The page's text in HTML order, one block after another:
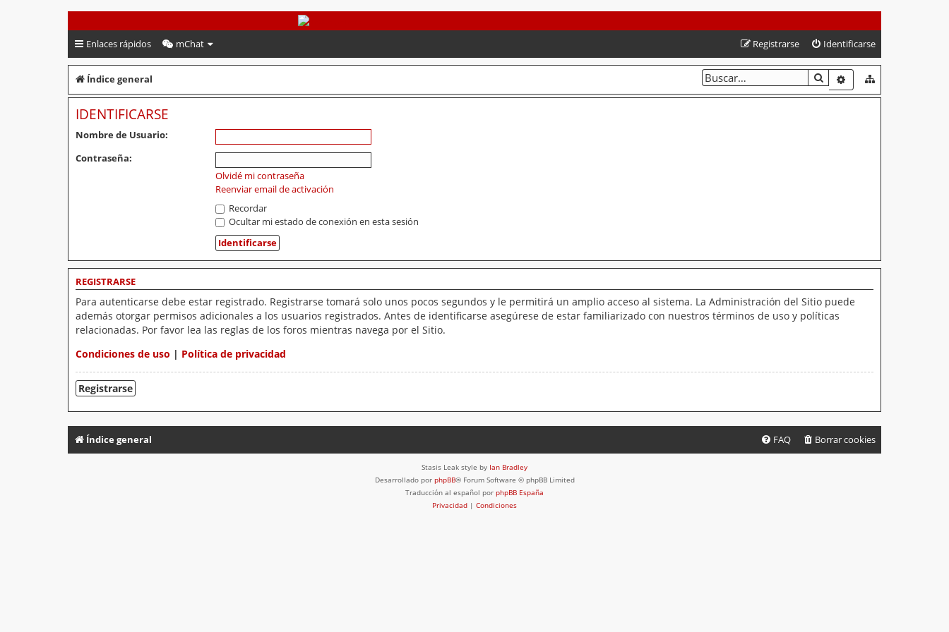
PeruVoley.com
Enlaces rápidos mChat Identificarse
Registrarse
Índice general BUSCARBÚSQUEDA
IDENTIFICARSE
Nombre de Usuario:
Contraseña:
Olvidé mi contraseña
Reenviar email de activación
Recordar
Ocultar mi estado de conexión en esta sesión
REGISTRARSE
Para autenticarse debe estar registrado. Registrarse tomará solo unos pocos segundos y le permitirá un amplio acceso al sistema. La Administración del Sitio puede
además otorgar permisos adicionales a los usuarios registrados. Antes de identificarse asegúrese de estar familiarizado con nuestros términos de uso y políticas
relacionadas. Por favor lea las reglas de los foros mientras navega por el Sitio.
Condiciones de uso | Política de privacidad
Registrarse
Índice general Borrar cookies
FAQ
Stasis Leak style by Ian Bradley
Desarrollado por phpBB® Forum Software © phpBB Limited
Traducción al español por phpBB España
Privacidad | Condiciones